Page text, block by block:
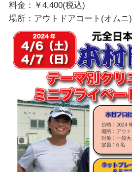
料金：￥4,400(税込)
場所：アウトドアコート(オムニ)